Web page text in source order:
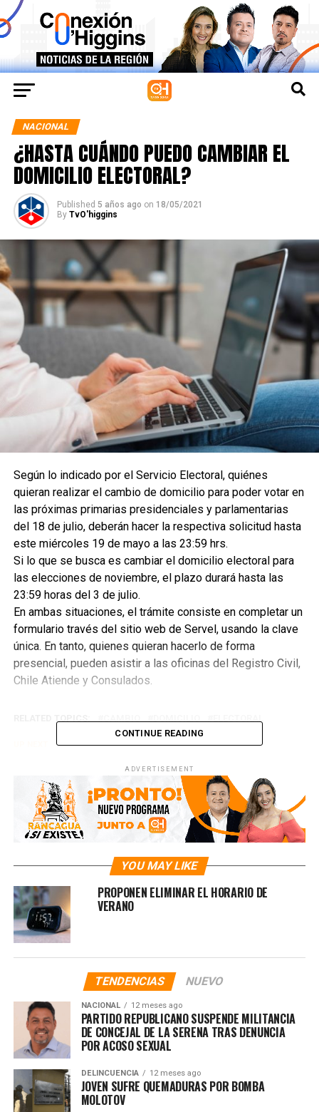
NACIONAL
¿HASTA CUÁNDO PUEDO CAMBIAR EL
DOMICILIO ELECTORAL?
Published 5 años ago on 18/05/2021
By TvO'higgins
Según lo indicado por el Servicio Electoral, quiénes
quieran realizar el cambio de domicilio para poder votar en
las próximas primarias presidenciales y parlamentarias
del 18 de julio, deberán hacer la respectiva solicitud hasta
este miércoles 19 de mayo a las 23:59 hrs.
Si lo que se busca es cambiar el domicilio electoral para
las elecciones de noviembre, el plazo durará hasta las
23:59 horas del 3 de julio.
En ambas situaciones, el trámite consiste en completar un
formulario través del sitio web de Servel, usando la clave
única. En tanto, quienes quieran hacerlo de forma
presencial, pueden asistir a las oficinas del Registro Civil,
Chile Atiende y Consulados.
DON'T MISS
ECLIPSE LUNAR: ¿PODREMOS VER LA SÚPER LUNA DE
SANGRE?
CONTINUE READING
ADVERTISEMENT
YOU MAY LIKE
PROPONEN ELIMINAR EL HORARIO DE
VERANO
TENDENCIAS NUEVO
NACIONAL 12 meses ago
PARTIDO REPUBLICANO SUSPENDE MILITANCIA
DE CONCEJAL DE LA SERENA TRAS DENUNCIA
POR ACOSO SEXUAL
DELINCUENCIA 12 meses ago
JOVEN SUFRE QUEMADURAS POR BOMBA
MOLOTOV